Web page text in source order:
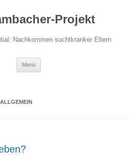
Projekt
Nachkommen suchtkranker Eltern
Menü
ALLGEMEIN